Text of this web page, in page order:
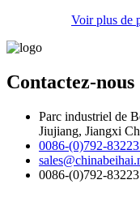
Voir plus de
Contactez-nous
Parc industriel de
Jiujiang, Jiangxi
0086-(0)792-
0086-(0)792-